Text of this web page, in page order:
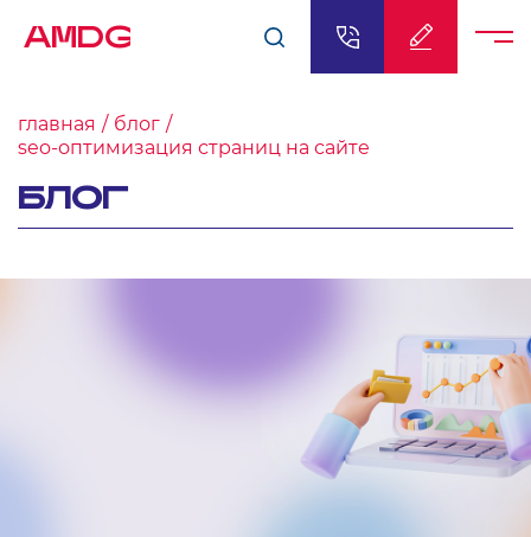
AMDG
главная
блог
seo-оптимизация страниц на сайте
БЛОГ